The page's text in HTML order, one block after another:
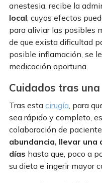
anestesia, recibe la
local, cuyos efectos
para aliviar las posibles
de que exista dificultad
posible inflamación, se
medicación oportuna.
Cuidados tras
Tras esta cirugía, para
sea rápido y completo,
colaboración de
abundancia, llevar
días hasta que, poco a
su dieta e ingerir mayor